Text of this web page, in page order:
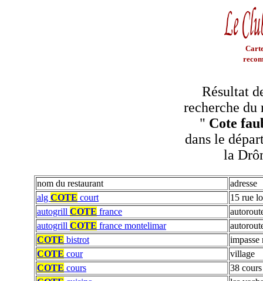
Résultat
recherche du
" Cote
dans le
la
nom du restaurant
adresse
alg COTE court
15 rue
autogrill COTE france
autogrill COTE france montelimar
COTE bistrot
impasse
COTE cour
village
COTE cours
38 cours